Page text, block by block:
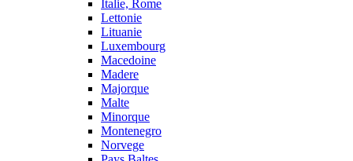
Italie, Rome
Lettonie
Lituanie
Luxembourg
Macedoine
Madere
Majorque
Malte
Minorque
Montenegro
Norvege